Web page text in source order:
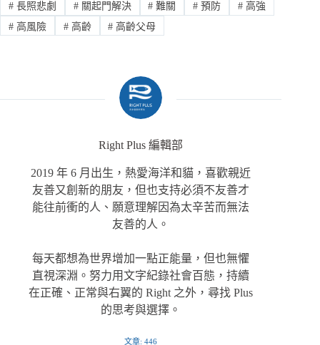
#長照悲劇 #關起門解決 # 難關 # 預防 # 高強
#高風險 #高齡 # 高齡父母
Right Plus 編輯部
2019 年 6 月出生，熱愛海洋和貓，喜歡親近
友善又創新的朋友，但也支持必須不友善才
能往前衝的人、願意理解因為太辛苦而無法
友善的人。
每天都想為世界增加一點正能量，但也無懼
直視深淵。努力用文字紀錄社會百態，持續
在正確、正常與右翼的 Right 之外，尋找 Plus
的思考與選擇。
文章: 446